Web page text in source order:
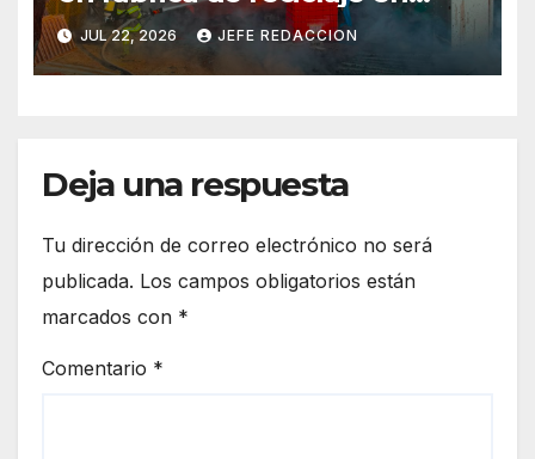
Morelia
JUL 22, 2026 JEFE REDACCION
Deja una respuesta
Tu dirección de correo electrónico no será
publicada. Los campos obligatorios están
marcados con *
Comentario *